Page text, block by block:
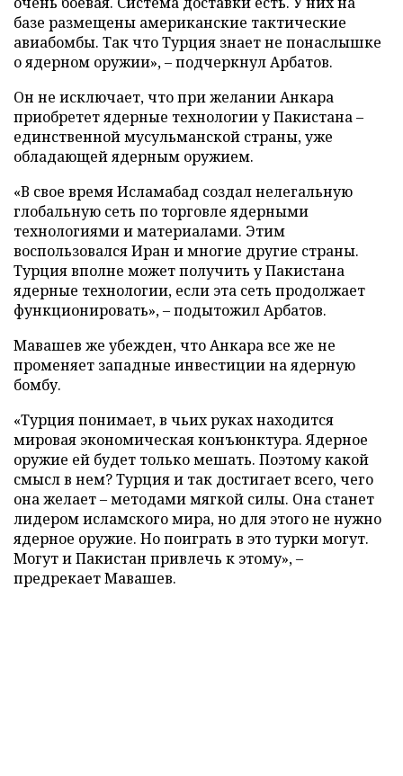
базе размещены американские тактические
авиабомбы. Так что Турция знает не понаслышке
о ядерном оружии», – подчеркнул Арбатов.
Он не исключает, что при желании Анкара
приобретет ядерные технологии у Пакистана –
единственной мусульманской страны, уже
обладающей ядерным оружием.
«В свое время Исламабад создал нелегальную
глобальную сеть по торговле ядерными
технологиями и материалами. Этим
воспользовался Иран и многие другие страны.
Турция вполне может получить у Пакистана
ядерные технологии, если эта сеть продолжает
функционировать», – подытожил Арбатов.
Мавашев же убежден, что Анкара все же не
променяет западные инвестиции на ядерную
бомбу.
«Турция понимает, в чьих руках находится
мировая экономическая конъюнктура. Ядерное
оружие ей будет только мешать. Поэтому какой
смысл в нем? Турция и так достигает всего, чего
она желает – методами мягкой силы. Она станет
лидером исламского мира, но для этого не нужно
ядерное оружие. Но поиграть в это турки могут.
Могут и Пакистан привлечь к этому», –
предрекает Мавашев.